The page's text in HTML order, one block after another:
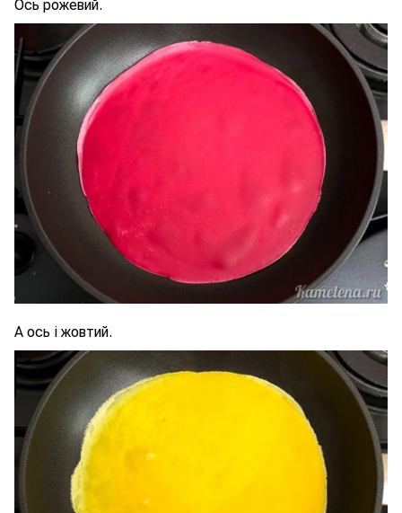
Ось рожевий.
А ось і жовтий.